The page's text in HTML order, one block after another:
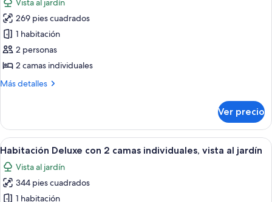
las
fotos
de
Habitación
superior
2
Vista al jardín
269 pies cuadrados
1 habitación
2 personas
2 camas individuales
Más detalles
Más
superior
con
2
camas
individuales
Ver precio
Abrir
todas
las
fotos
Una habitación de hotel con dos
3
Habitación Deluxe con 2 camas individuales, vista al jardín
Vista al jardín
344 pies cuadrados
1 habitación